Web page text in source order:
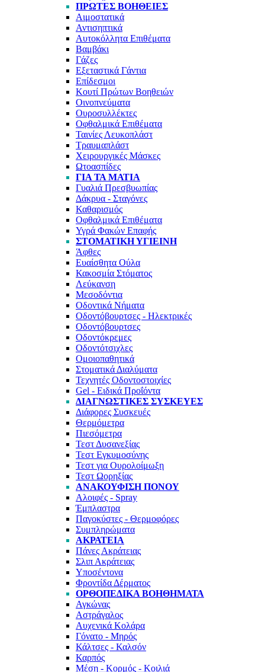
ΠΡΏΤΕΣ ΒΟΉΘΕΙΕΣ
Αιμοστατικά
Αντισηπτικά
Αυτοκόλλητα Επιθέματα
Βαμβάκι
Γάζες
Εξεταστικά Γάντια
Επίδεσμοι
Κουτί Πρώτων Βοηθειών
Οινοπνεύματα
Ουροσυλλέκτες
Οφθαλμικά Επιθέματα
Ταινίες Λευκοπλάστ
Τραυμαπλάστ
Χειρουργικές Μάσκες
Ωτοασπίδες
ΓΙΑ ΤΑ ΜΆΤΙΑ
Γυαλιά Πρεσβυωπίας
Δάκρυα - Σταγόνες
Καθαρισμός
Οφθαλμικά Επιθέματα
Υγρά Φακών Επαφής
ΣΤΟΜΑΤΙΚΉ ΥΓΙΕΙΝΉ
Άφθες
Ευαίσθητα Ούλα
Κακοσμία Στόματος
Λεύκανση
Μεσοδόντια
Οδοντικά Νήματα
Οδοντόβουρτσες - Ηλεκτρικές
Οδοντόβουρτσες
Οδοντόκρεμες
Οδοντότσιχλες
Ομοιοπαθητικά
Στοματικά Διαλύματα
Τεχνητές Οδοντοστοιχίες
Gel - Ειδικά Προΐόντα
ΔΙΑΓΝΩΣΤΙΚΈΣ ΣΥΣΚΕΥΈΣ
Διάφορες Συσκευές
Θερμόμετρα
Πιεσόμετρα
Τεστ Δυσανεξίας
Τεστ Εγκυμοσύνης
Τεστ για Ουρολοίμωξη
Τεστ Ωορηξίας
ΑΝΑΚΟΎΦΙΣΗ ΠΌΝΟΥ
Αλοιφές - Spray
Έμπλαστρα
Παγοκύστες - Θερμοφόρες
Συμπληρώματα
ΑΚΡΆΤΕΙΑ
Πάνες Ακράτειας
Σλιπ Ακράτειας
Υποσέντονα
Φροντίδα Δέρματος
ΟΡΘΟΠΕΔΙΚΆ ΒΟΗΘΉΜΑΤΑ
Αγκώνας
Αστράγαλος
Αυχενικά Κολάρα
Γόνατο - Μηρός
Κάλτσες - Καλσόν
Καρπός
Μέση - Κορμός - Κοιλιά